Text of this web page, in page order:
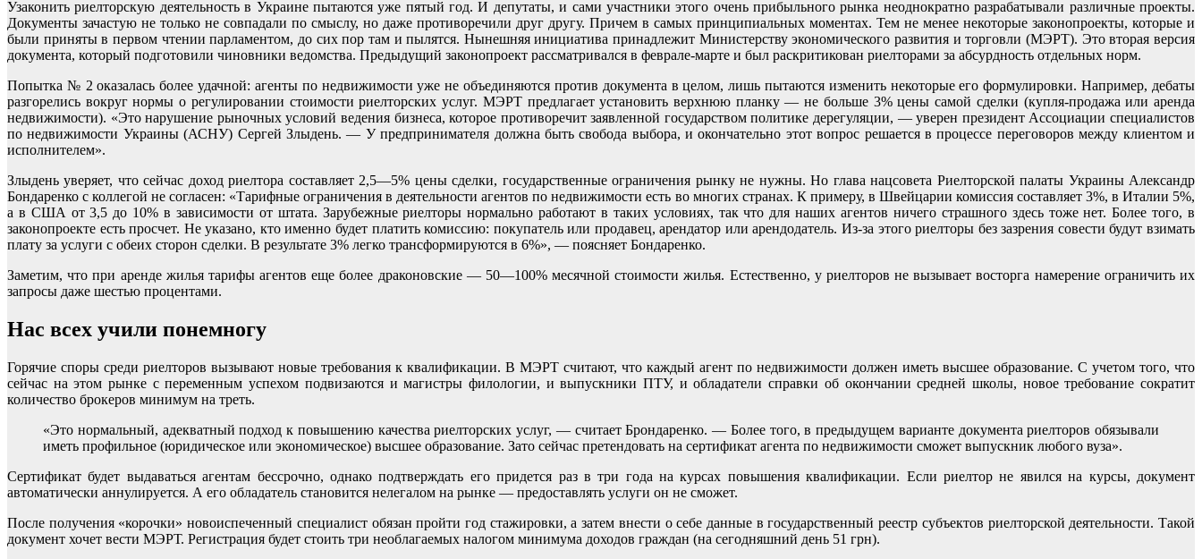
Узаконить риелторскую деятельность в Украине пытаются уже пятый год. И депутаты, и сами участники этого очень прибыльного рынка неоднократно разрабатывали различные проекты.
Документы зачастую не только не совпадали по смыслу, но даже противоречили друг другу. Причем в самых принципиальных моментах. Тем не менее некоторые законопроекты, которые и
были приняты в первом чтении парламентом, до сих пор там и пылятся. Нынешняя инициатива принадлежит Министерству экономического развития и торговли (МЭРТ). Это вторая версия
документа, который подготовили чиновники ведомства. Предыдущий законопроект рассматривался в феврале-марте и был раскритикован риелторами за абсурдность отдельных норм.
Попытка № 2 оказалась более удачной: агенты по недвижимости уже не объединяются против документа в целом, лишь пытаются изменить некоторые его формулировки. Например, дебаты
разгорелись вокруг нормы о регулировании стоимости риелторских услуг. МЭРТ предлагает установить верхнюю планку — не больше 3% цены самой сделки (купля-продажа или аренда
недвижимости). «Это нарушение рыночных условий ведения бизнеса, которое противоречит заявленной государством политике дерегуляции, — уверен президент Ассоциации специалистов
по недвижимости Украины (АСНУ) Сергей Злыдень. — У предпринимателя должна быть свобода выбора, и окончательно этот вопрос решается в процессе переговоров между клиентом и
исполнителем».
Злыдень уверяет, что сейчас доход риелтора составляет 2,5—5% цены сделки, государственные ограничения рынку не нужны. Но глава нацсовета Риелторской палаты Украины Александр
Бондаренко с коллегой не согласен: «Тарифные ограничения в деятельности агентов по недвижимости есть во многих странах. К примеру, в Швейцарии комиссия составляет 3%, в Италии 5%,
а в США от 3,5 до 10% в зависимости от штата. Зарубежные риелторы нормально работают в таких условиях, так что для наших агентов ничего страшного здесь тоже нет. Более того, в
законопроекте есть просчет. Не указано, кто именно будет платить комиссию: покупатель или продавец, арендатор или арендодатель. Из-за этого риелторы без зазрения совести будут взимать
плату за услуги с обеих сторон сделки. В результате 3% легко трансформируются в 6%», — поясняет Бондаренко.
Заметим, что при аренде жилья тарифы агентов еще более драконовские — 50—100% месячной стоимости жилья. Естественно, у риелторов не вызывает восторга намерение ограничить их
запросы даже шестью процентами.
Нас всех учили понемногу
Горячие споры среди риелторов вызывают новые требования к квалификации. В МЭРТ считают, что каждый агент по недвижимости должен иметь высшее образование. С учетом того, что
сейчас на этом рынке с переменным успехом подвизаются и магистры филологии, и выпускники ПТУ, и обладатели справки об окончании средней школы, новое требование сократит
количество брокеров минимум на треть.
«Это нормальный, адекватный подход к повышению качества риелторских услуг, — считает Брондаренко. — Более того, в предыдущем варианте документа риелторов обязывали
иметь профильное (юридическое или экономическое) высшее образование. Зато сейчас претендовать на сертификат агента по недвижимости сможет выпускник любого вуза».
Сертификат будет выдаваться агентам бессрочно, однако подтверждать его придется раз в три года на курсах повышения квалификации. Если риелтор не явился на курсы, документ
автоматически аннулируется. А его обладатель становится нелегалом на рынке — предоставлять услуги он не сможет.
После получения «корочки» новоиспеченный специалист обязан пройти год стажировки, а затем внести о себе данные в государственный реестр субъектов риелторской деятельности. Такой
документ хочет вести МЭРТ. Регистрация будет стоить три необлагаемых налогом минимума доходов граждан (на сегодняшний день 51 грн).